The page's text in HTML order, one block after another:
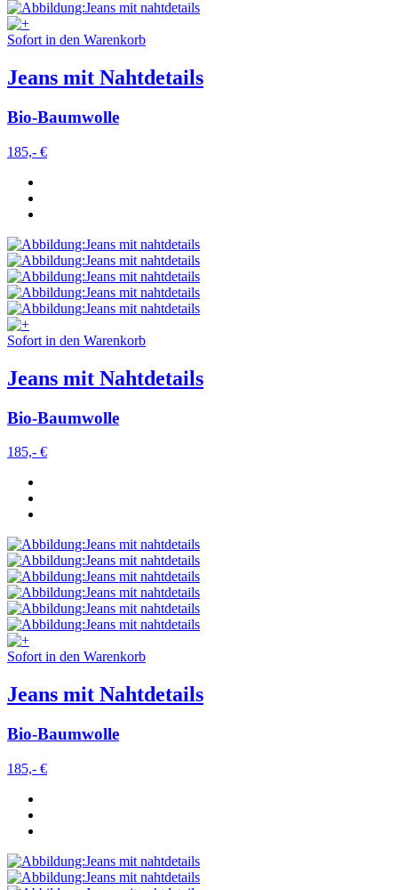
Sofort in den Warenkorb
Jeans mit Nahtdetails
Bio-Baumwolle
185,- €
Sofort in den Warenkorb
Jeans mit Nahtdetails
Bio-Baumwolle
185,- €
Sofort in den Warenkorb
Jeans mit Nahtdetails
Bio-Baumwolle
185,- €